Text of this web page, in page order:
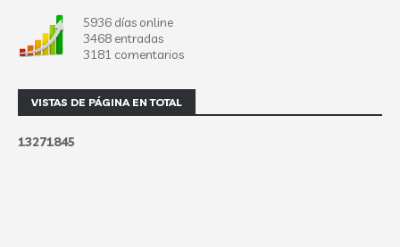
5936 días online
3468 entradas
3181 comentarios
VISTAS DE PÁGINA EN TOTAL
13271845